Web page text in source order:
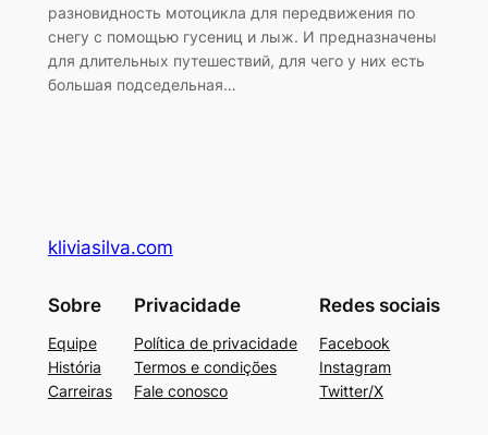
разновидность мотоцикла для передвижения по
снегу с помощью гусениц и лыж. И предназначены
для длительных путешествий, для чего у них есть
большая подседельная…
kliviasilva.com
Sobre
Equipe
História
Carreiras
Privacidade
Política de privacidade
Termos e condições
Fale conosco
Redes sociais
Facebook
Instagram
Twitter/X